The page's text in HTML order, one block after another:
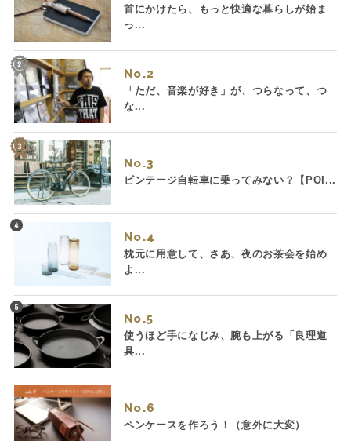
首にかけたら、もっと快適な暮らしが始ま
っ...
No.
「ただ、音楽が好き」が、つらなって、つ
な...
No.
ビンテージ自転車に乗ってみない？【POI...
No.
枕元に用意して、さあ、夜のお茶会を始め
よ...
No.
使うほど手になじみ、腕も上がる「良理道
具...
No.
ペンケースを作ろう！（意外に大変）